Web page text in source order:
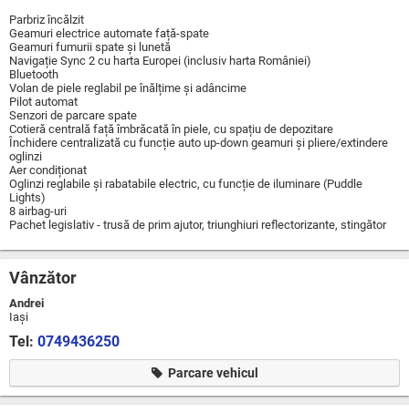
Parbriz încălzit
Geamuri electrice automate față-spate
Geamuri fumurii spate și lunetă
Navigație Sync 2 cu harta Europei (inclusiv harta României)
Bluetooth
Volan de piele reglabil pe înălțime și adâncime
Pilot automat
Senzori de parcare spate
Cotieră centrală față îmbrăcată în piele, cu spațiu de depozitare
Închidere centralizată cu funcție auto up-down geamuri și pliere/extindere
oglinzi
Aer condiționat
Oglinzi reglabile și rabatabile electric, cu funcție de iluminare (Puddle
Lights)
8 airbag-uri
Pachet legislativ - trusă de prim ajutor, triunghiuri reflectorizante, stingător
Vânzător
Andrei
Iaşi
Tel: 0749436250
Parcare vehicul